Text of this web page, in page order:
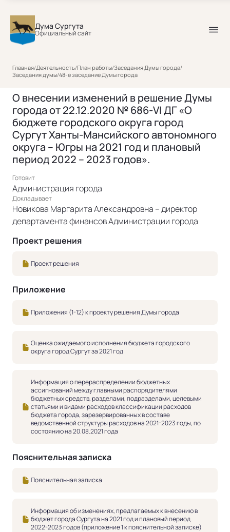
Дума Сургута
Официальный сайт
Главная/Деятельность/План работы/Заседания Думы города/
Заседания думы/48-е заседание Думы города
О внесении изменений в решение Думы
города от 22.12.2020 № 686-VI ДГ «О
бюджете городского округа город
Сургут Ханты-Мансийского автономного
округа – Югры на 2021 год и плановый
период 2022 – 2023 годов».
Готовит
Администрация города
Докладывает
Новикова Маргарита Александровна – директор
департамента финансов Администрации города
Проект решения
Проект решения
Приложение
Приложения (1-12) к проекту решения Думы города
Оценка ожидаемого исполнения бюджета городского
округа город Сургут за 2021 год
Информация о перераспределении бюджетных
ассигнований между главными распорядителями
бюджетных средств, разделами, подразделами, целевыми
статьями и видами расходов классификации расходов
бюджета города, зарезервированных в составе
ведомственной структуры расходов на 2021-2023 годы, по
состоянию на 20.08.2021 года
Пояснительная записка
Пояснительная записка
Информация об изменениях, предлагаемых к внесению в
бюджет города Сургута на 2021 год и плановый период
2022-2023 годов (приложение 1 к пояснительной записке)